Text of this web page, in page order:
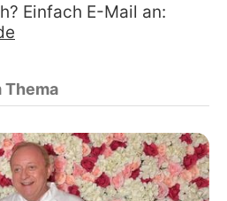
Einfach E-Mail an:
Thema